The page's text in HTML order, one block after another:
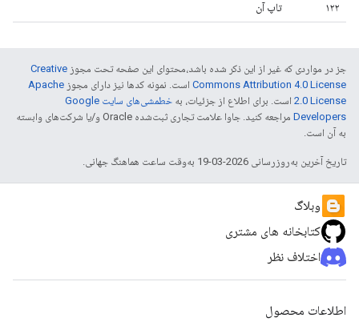
۱۲۲ تاپ آن
جز در مواردی که غیر از این ذکر شده باشد،‌محتوای این صفحه تحت مجوز Creative
Commons Attribution 4.0 License است. نمونه کدها نیز دارای مجوز Apache
2.0 License است. برای اطلاع از جزئیات، به
خطمشی‌های سایت Google
Developers‏
مراجعه کنید. جاوا علامت تجاری ثبت‌شده Oracle و/یا شرکت‌های وابسته
به آن است.
تاریخ آخرین به‌روزرسانی 2026-03-19 به‌وقت ساعت هماهنگ جهانی.
وبلاگ
کتابخانه های مشتری
اختلاف نظر
اطلاعات محصول